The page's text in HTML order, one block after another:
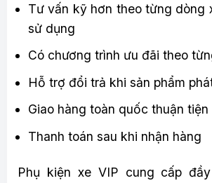
Tư vấn kỹ hơn theo từng dòng
sử dụng
Có chương trình ưu đãi theo
Hỗ trợ đổi trả khi sản phẩm
Giao hàng toàn quốc thuận tiện
Thanh toán sau khi nhận hàng
Phụ kiện xe VIP cung cấp